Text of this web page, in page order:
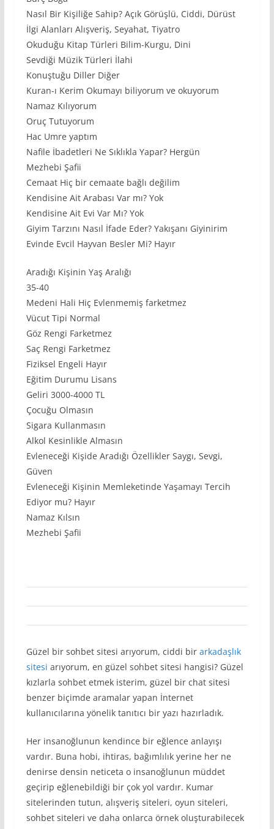
Nasıl Bir Kişiliğe Sahip? Açık Görüşlü, Ciddi, Dürüst
İlgi Alanları Alışveriş, Seyahat, Tiyatro
Okuduğu Kitap Türleri Bilim-Kurgu, Dini
Sevdiği Müzik Türleri İlahi
Konuştuğu Diller Diğer
Kuran-ı Kerim Okumayı biliyorum ve okuyorum
Namaz Kılıyorum
Oruç Tutuyorum
Hac Umre yaptım
Nafile İbadetleri Ne Sıklıkla Yapar? Hergün
Mezhebi Şafii
Cemaat Hiç bir cemaate bağlı değilim
Kendisine Ait Arabası Var mı? Yok
Kendisine Ait Evi Var Mı? Yok
Giyim Tarzını Nasıl İfade Eder? Yakışanı Giyinirim
Evinde Evcil Hayvan Besler Mi? Hayır
Aradığı Kişinin Yaş Aralığı
35-40
Medeni Hali Hiç Evlenmemiş farketmez
Vücut Tipi Normal
Göz Rengi Farketmez
Saç Rengi Farketmez
Fiziksel Engeli Hayır
Eğitim Durumu Lisans
Geliri 3000-4000 TL
Çocuğu Olmasın
Sigara Kullanmasın
Alkol Kesinlikle Almasın
Evleneceği Kişide Aradığı Özellikler Saygı, Sevgi,
Güven
Evleneceği Kişinin Memleketinde Yaşamayı Tercih
Ediyor mu? Hayır
Namaz Kılsın
Mezhebi Şafii
Güzel bir sohbet sitesi arıyorum, ciddi bir arkadaşlık
sitesi arıyorum, en güzel sohbet sitesi hangisi? Güzel
kızlarla sohbet etmek isterim, güzel bir chat sitesi
benzer biçimde aramalar yapan İnternet
kullanıcılarına yönelik tanıtıcı bir yazı hazırladık.
Her insanoğlunun kendince bir eğlence anlayışı
vardır. Buna hobi, ihtiras, bağımlılık yerine her ne
denirse densin neticeta o insanoğlunun müddet
geçirip eğlenebildiği bir çok yol vardır. Kumar
sitelerinden tutun, alışveriş siteleri, oyun siteleri,
sohbet siteleri ve daha onlarca örnek oluşturabilecek